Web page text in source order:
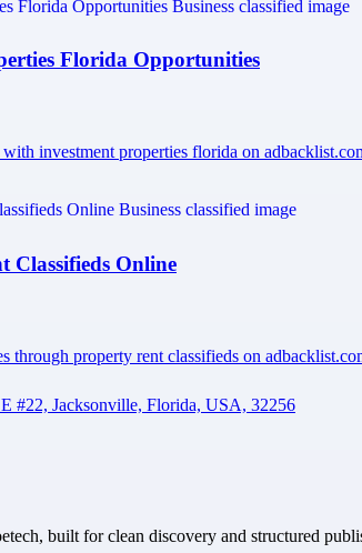
Florida Opportunities
investment properties florida on
Classifieds Online
through property rent classifieds on
#22, Jacksonville, Florida, USA, 32256
built for clean discovery and structured